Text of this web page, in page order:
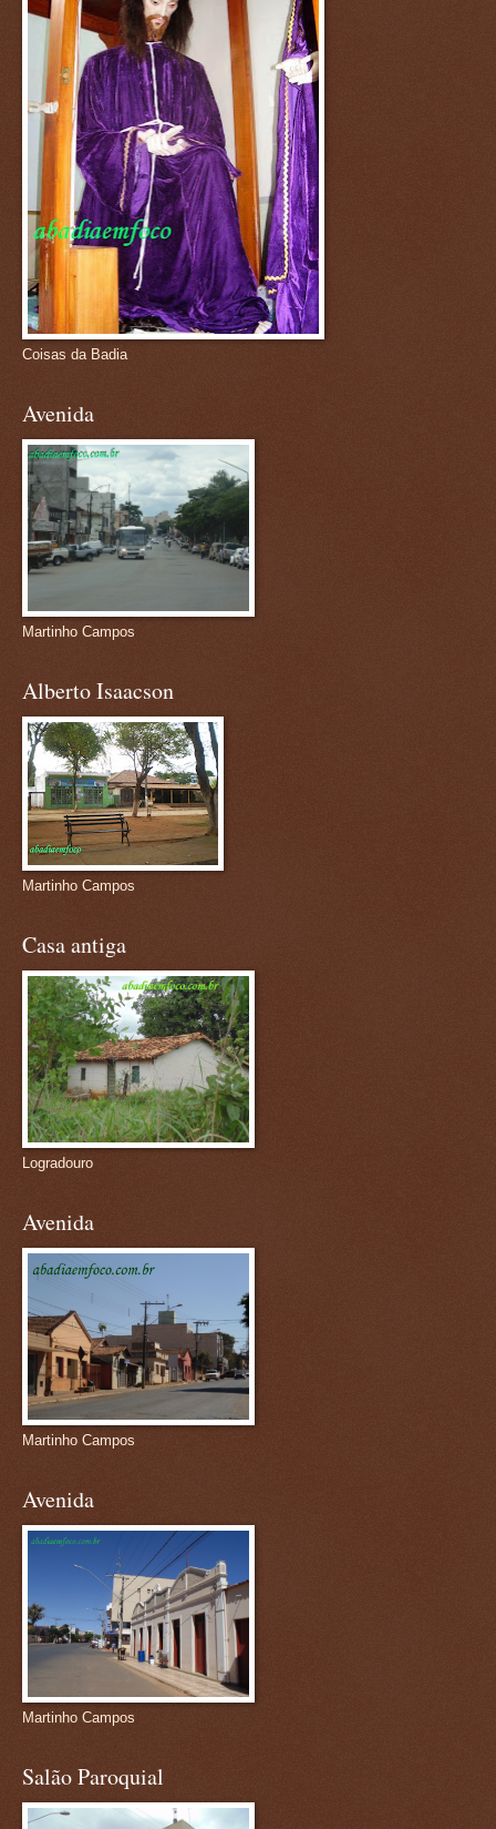
Coisas da Badia
Avenida
Martinho Campos
Alberto Isaacson
Martinho Campos
Casa antiga
Logradouro
Avenida
Martinho Campos
Avenida
Martinho Campos
Salão Paroquial